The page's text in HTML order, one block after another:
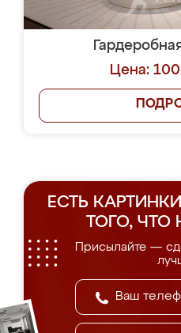
Цена:
ЕСТЬ
ТОГО, ЧТО
Присылайте —